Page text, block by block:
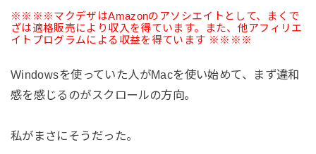
※※※※マクデザはAmazonのアソシエイトとして、まくで
ざは適格販売により収入を得ています。また、他アフィリエ
イトプログラムによる収益を得ています ※※※※
Windowsを使っていた人がMacを使い始めて、まず違和
感を感じるのがスクロールの方向。
私がまさにそうだった。